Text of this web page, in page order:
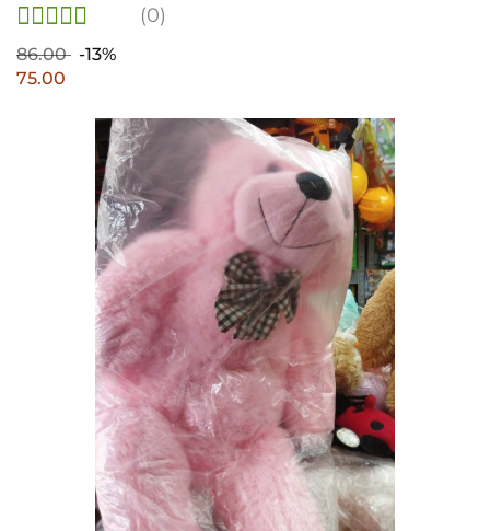
(0)
86.00
-13%
75.00